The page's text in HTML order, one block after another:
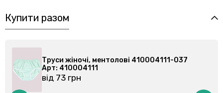
Купити разом
Труси жіночі, ментолові 410004111-037
Арт: 410004111
від 73 грн